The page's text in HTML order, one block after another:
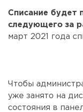
Списание будет
следующего за
март 2021 года
Чтобы
уже занято на
состояния в